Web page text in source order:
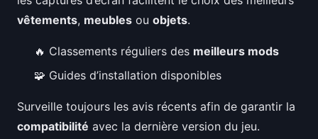
vêtements, meubles ou objets.
🔥 Classements réguliers des meilleurs mods
🧩 Guides d’installation disponibles
Surveille toujours les avis récents afin de garantir la
compatibilité avec la dernière version du jeu.